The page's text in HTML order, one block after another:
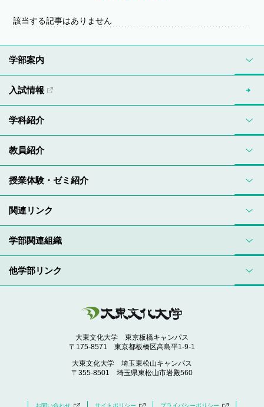
該当する記事はありません
学部関連組織
他学部リンク
大東文化大学 東京板橋キャンパス
〒175-8571 東京都板橋区高島平1-9-1
大東文化大学 埼玉東松山キャンパス
〒355-8501 埼玉県東松山市岩殿560
お問い合わせ サイトポリシー プライバシーポリシー
学部案内
入試情報
学科紹介
教員紹介
授業体験・ゼミ紹介
関連リンク